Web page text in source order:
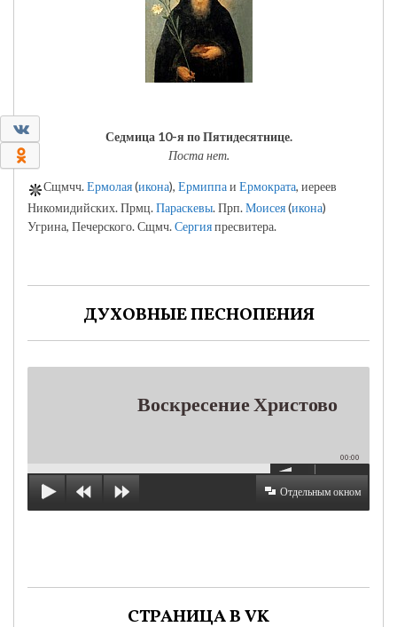
Седмица 10-я по Пятидесятнице.
Поста нет.
Сщмчч.Ермолая(икона), Ермиппаи Ермократа, иереев
Никомидийских. Прмц.Параскевы. Прп.Моисея(икона)
Угрина, Печерского. Сщмч.Сергияпресвитера.
ДУХОВНЫЕ ПЕСНОПЕНИЯ
Воскресение Христово
00:00
Отдельным окном
СТРАНИЦА В VK